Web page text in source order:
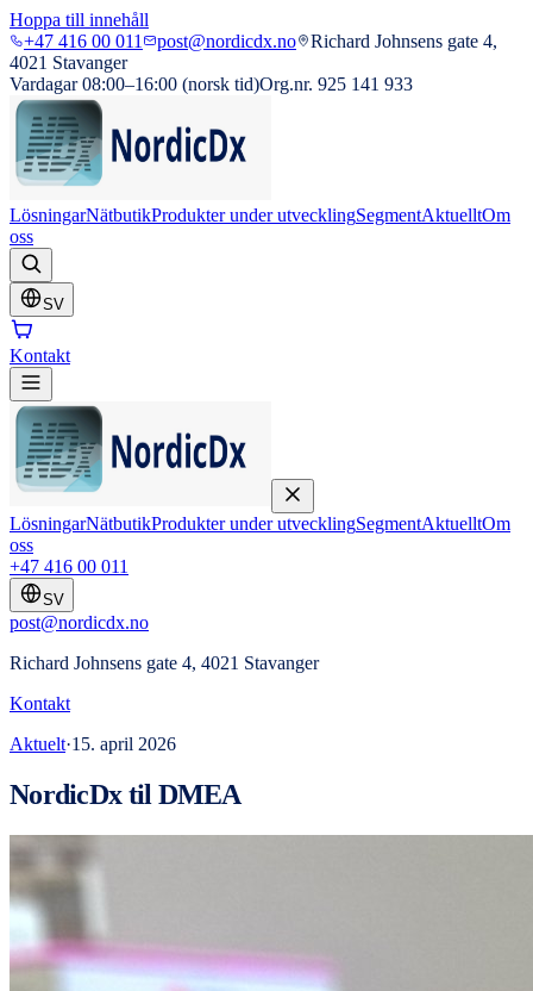
Hoppa till innehåll
+47 416 00 011
post@nordicdx.no
Richard Johnsens gate 4,
4021 Stavanger
Vardagar 08:00–16:00 (norsk tid)Org.nr. 925 141 933
LösningarNätbutikProdukter under utvecklingSegmentAktuelltOm
oss
SV
Kontakt
LösningarNätbutikProdukter under utvecklingSegmentAktuelltOm
oss
+47 416 00 011
SV
post@nordicdx.no
Richard Johnsens gate 4, 4021 Stavanger
Kontakt
Aktuelt·15. april 2026
NordicDx til DMEA